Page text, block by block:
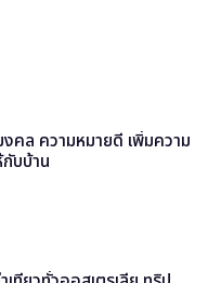
คล ความหมายดี เพิ่มความ
บบ้าน